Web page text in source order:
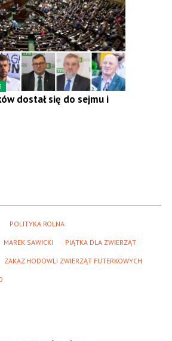
dostał się do sejmu i
POLITYKA ROLNA
MAREK SAWICKI PIĄTKA DLA ZWIERZĄT
ZAKAZ HODOWLI ZWIERZĄT FUTERKOWYCH